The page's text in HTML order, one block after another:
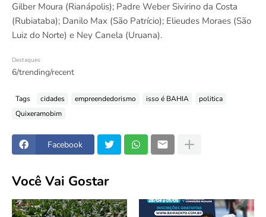
Gilber Moura (Rianápolis); Padre Weber Sivirino da Costa
(Rubiataba); Danilo Max (São Patrício); Elieudes Moraes (São
Luiz do Norte) e Ney Canela (Uruana).
Destaques
6/trending/recent
Tags cidades empreendedorismo isso é BAHIA
politica
Quixeramobim
Facebook
Você Vai Gostar